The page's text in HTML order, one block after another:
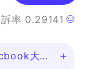
率 0.29141
大